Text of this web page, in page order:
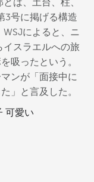
は、土台、柱、
3号に掲げる構造
によると、ニ
スラエルへの旅
吸ったという。
ンが「面接中に
」と言及した。
可愛い